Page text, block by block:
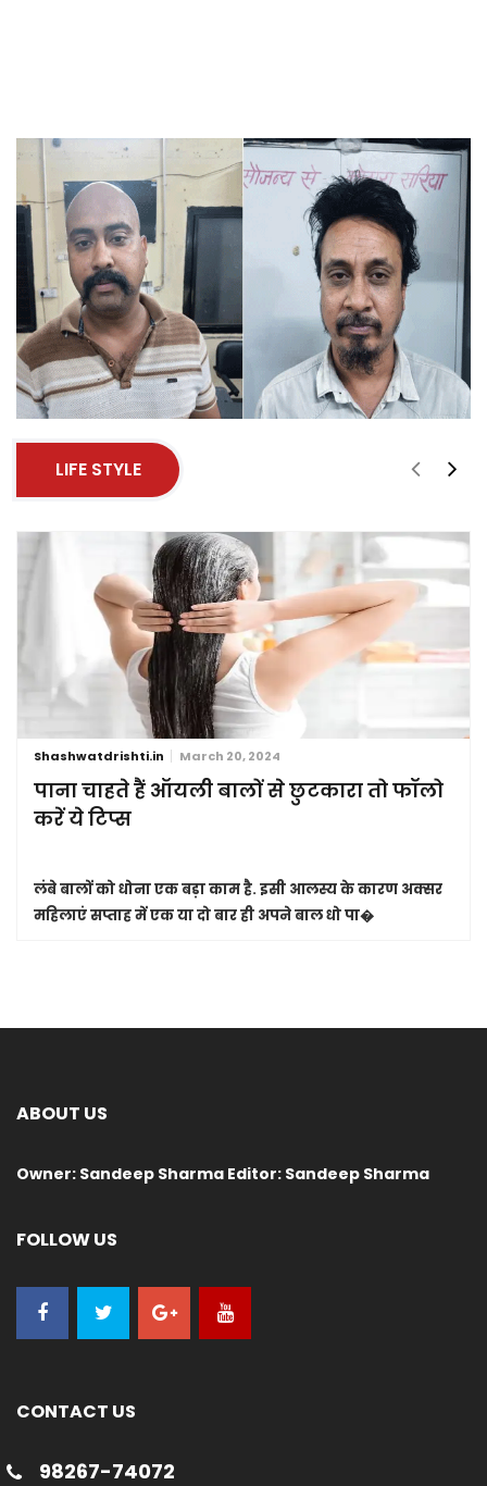
LIFE STYLE
Shashwatdrishti.in March 20, 2024
पाना चाहते हैं ऑयली बालों से छुटकारा तो फॉलो
करें ये टिप्स
लंबे बालों को धोना एक बड़ा काम है. इसी आलस्य के कारण अक्सर
महिलाएं सप्ताह में एक या दो बार ही अपने बाल धो पा�
ABOUT US
Owner: Sandeep Sharma Editor: Sandeep Sharma
FOLLOW US
CONTACT US
98267-74072